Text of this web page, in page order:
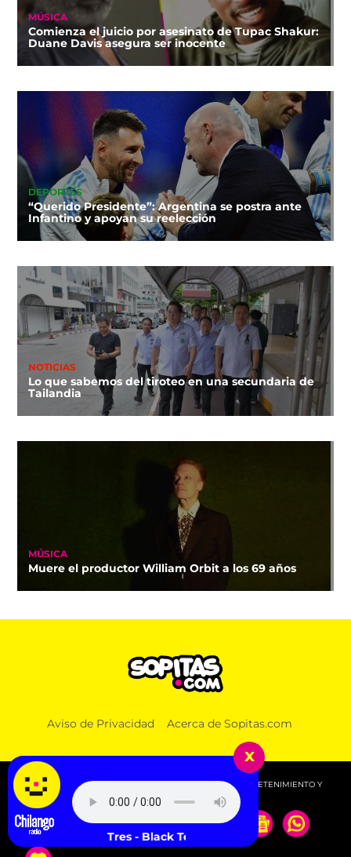
MÚSICA
Comienza el juicio por asesinato de Tupac Shakur:
Duane Davis asegura ser inocente
DEPORTES
“Querido Presidente”: Argentina se postra ante
Infantino y apoyan su reelección
NOTICIAS
Lo que sabemos del tiroteo en una secundaria de
Tailandia
MÚSICA
Muere el productor William Orbit a los 69 años
Aviso de Privacidad Acerca de Sopitas.com
© 2026 SOPITAS.COM - MÚSICA, NOTICIAS, DEPORTES, ENTRETENIMIENTO Y
MÁS!.
x
Channel Tres - Black Techno Guy